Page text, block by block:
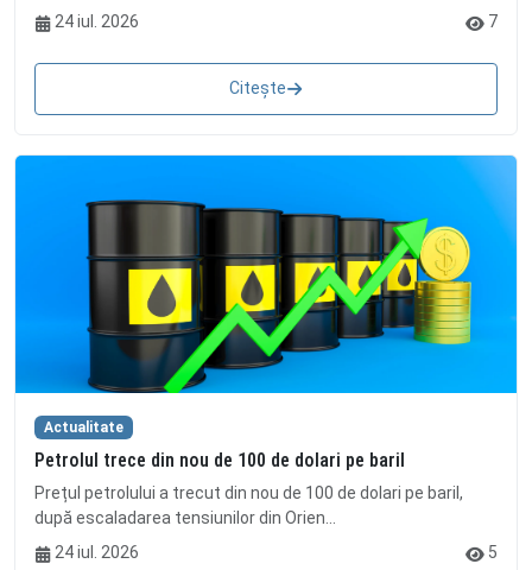
24 iul. 2026
7
Citește
Actualitate
Petrolul trece din nou de 100 de dolari pe baril
Prețul petrolului a trecut din nou de 100 de dolari pe baril,
după escaladarea tensiunilor din Orien...
24 iul. 2026
5